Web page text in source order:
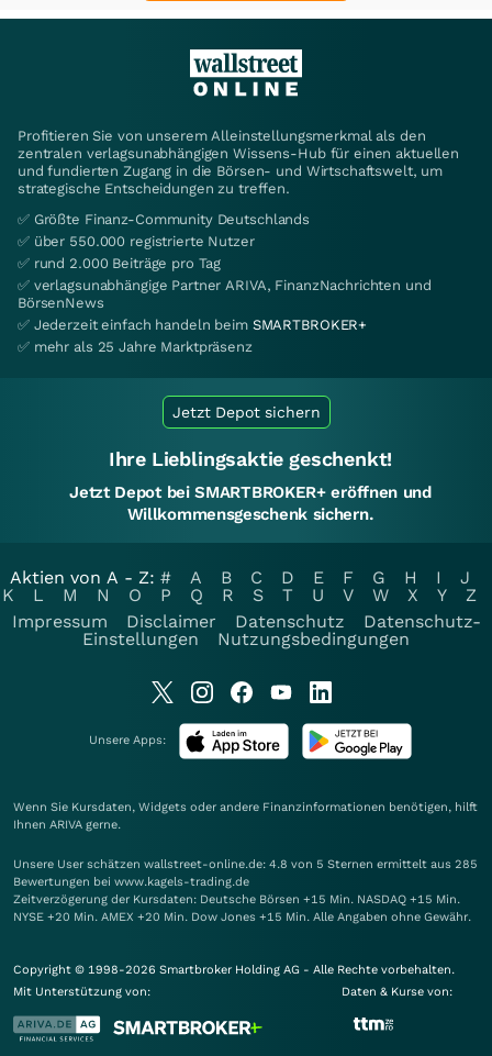
Profitieren Sie von unserem Alleinstellungsmerkmal als den
zentralen verlagsunabhängigen Wissens-Hub für einen aktuellen
und fundierten Zugang in die Börsen- und Wirtschaftswelt, um
strategische Entscheidungen zu treffen.
✅ Größte Finanz-Community Deutschlands
✅ über 550.000 registrierte Nutzer
✅ rund 2.000 Beiträge pro Tag
✅ verlagsunabhängige Partner ARIVA, FinanzNachrichten und
BörsenNews
✅ Jederzeit einfach handeln beim SMARTBROKER+
✅ mehr als 25 Jahre Marktpräsenz
Jetzt Depot sichern
Ihre Lieblingsaktie geschenkt!
Jetzt Depot bei SMARTBROKER+ eröffnen und
Willkommensgeschenk sichern.
Aktien von A - Z: # A B C D E F G H I
J
K
L M N O P Q R S T U V W X Y
Z
Impressum
Disclaimer Datenschutz
Datenschutz-
Einstellungen
Nutzungsbedingungen
Unsere Apps:
Wenn Sie Kursdaten, Widgets oder andere Finanzinformationen benötigen, hilft
Ihnen ARIVA gerne.
Unsere User schätzen wallstreet-online.de: 4.8 von 5 Sternen ermittelt aus 285
Bewertungen bei www.kagels-trading.de
Zeitverzögerung der Kursdaten: Deutsche Börsen +15 Min. NASDAQ +15 Min.
NYSE +20 Min. AMEX +20 Min. Dow Jones +15 Min. Alle Angaben ohne Gewähr.
Copyright © 1998-2026 Smartbroker Holding AG - Alle Rechte vorbehalten.
Mit Unterstützung von:
Daten & Kurse von: